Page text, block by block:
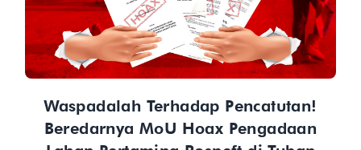
Waspadalah Terhadap Pencatutan!
Beredarnya MoU Hoax Pengadaan